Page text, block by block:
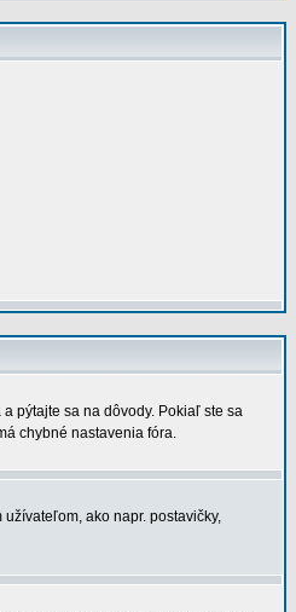
pýtajte sa na dôvody. Pokiaľ ste sa
chybné nastavenia fóra.
ako napr. postavičky,